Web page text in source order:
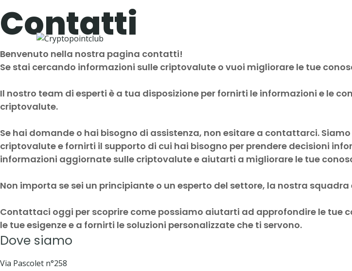
al
contenuto
Contatti
Benvenuto nella nostra pagina contatti!
Se stai cercando informazioni sulle criptovalute o vuoi migliorare le tue
Il nostro team di esperti è a tua disposizione per fornirti le informazioni e le
criptovalute.
Se hai domande o hai bisogno di assistenza, non esitare a contattarci.
criptovalute e fornirti il supporto di cui hai bisogno per prendere decisioni
informazioni aggiornate sulle criptovalute e aiutarti a migliorare le tue
Non importa se sei un principiante o un esperto del settore, la nostra squadra
Contattaci oggi per scoprire come possiamo aiutarti ad approfondire le tue
le tue esigenze e a fornirti le soluzioni personalizzate che ti servono.
Dove siamo
Via Pascolet n°258